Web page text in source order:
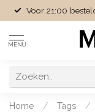
Voor 21:00
MENU
Home / Tags /